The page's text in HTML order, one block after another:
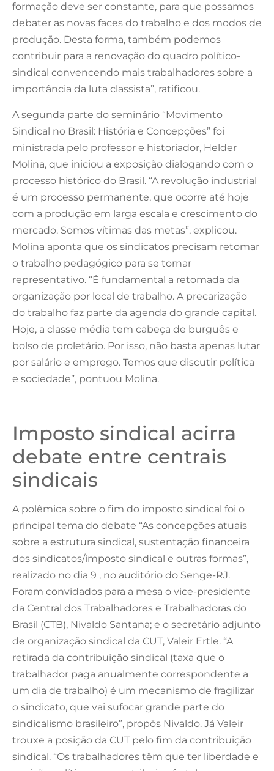
formação deve ser constante, para que possamos
debater as novas faces do trabalho e dos modos de
produção. Desta forma, também podemos
contribuir para a renovação do quadro político-
sindical convencendo mais trabalhadores sobre a
importância da luta classista”, ratificou.
A segunda parte do seminário “Movimento
Sindical no Brasil: História e Concepções” foi
ministrada pelo professor e historiador, Helder
Molina, que iniciou a exposição dialogando com o
processo histórico do Brasil. “A revolução industrial
é um processo permanente, que ocorre até hoje
com a produção em larga escala e crescimento do
mercado. Somos vítimas das metas”, explicou.
Molina aponta que os sindicatos precisam retomar
o trabalho pedagógico para se tornar
representativo. “É fundamental a retomada da
organização por local de trabalho. A precarização
do trabalho faz parte da agenda do grande capital.
Hoje, a classe média tem cabeça de burguês e
bolso de proletário. Por isso, não basta apenas lutar
por salário e emprego. Temos que discutir política
e sociedade”, pontuou Molina.
Imposto sindical acirra
debate entre centrais
sindicais
A polêmica sobre o fim do imposto sindical foi o
principal tema do debate “As concepções atuais
sobre a estrutura sindical, sustentação financeira
dos sindicatos/imposto sindical e outras formas”,
realizado no dia 9 , no auditório do Senge-RJ.
Foram convidados para a mesa o vice-presidente
da Central dos Trabalhadores e Trabalhadoras do
Brasil (CTB), Nivaldo Santana; e o secretário adjunto
de organização sindical da CUT, Valeir Ertle. “A
retirada da contribuição sindical (taxa que o
trabalhador paga anualmente correspondente a
um dia de trabalho) é um mecanismo de fragilizar
o sindicato, que vai sufocar grande parte do
sindicalismo brasileiro”, propôs Nivaldo. Já Valeir
trouxe a posição da CUT pelo fim da contribuição
sindical. “Os trabalhadores têm que ter liberdade e